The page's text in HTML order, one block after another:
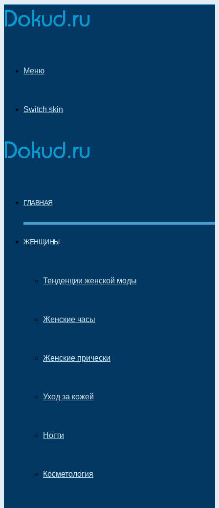
Меню
Switch skin
ГЛАВНАЯ
ЖЕНЩИНЫ
Тенденции женской моды
Женские часы
Женские прически
Уход за кожей
Ногти
Косметология